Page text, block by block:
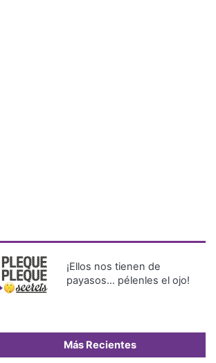
¡Ellos nos tienen de
payasos… pélenles el ojo!
Más Recientes